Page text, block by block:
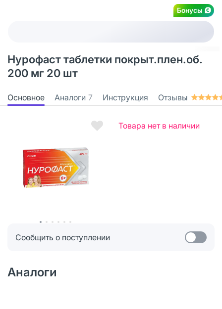
Бонусы
Нурофаст таблетки покрыт.плен.об.
200 мг 20 шт
Основное Аналоги 7 Инструкция Отзывы
Товара нет в наличии
Сообщить о поступлении
Аналоги